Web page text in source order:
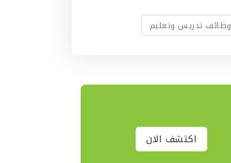
وظائف تدريس وتعليم
اكتشف الان